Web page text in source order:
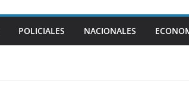
POLICIALES NACIONALES